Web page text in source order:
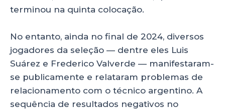
terminou na quinta colocação.
No entanto, ainda no final de 2024, diversos
jogadores da seleção — dentre eles Luis
Suárez e Frederico Valverde — manifestaram-
se publicamente e relataram problemas de
relacionamento com o técnico argentino. A
sequência de resultados negativos no